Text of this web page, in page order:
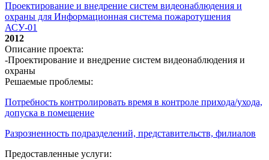
Проектирование и внедрение систем видеонаблюдения и
охраны для Информационная система пожаротушения
АСУ-01
2012
Описание проекта:
-Проектирование и внедрение систем видеонаблюдения и
охраны
Решаемые проблемы:
Потребность контролировать время в контроле прихода/ухода,
допуска в помещение
Разрозненность подразделений, представительств, филиалов
Предоставленные услуги: